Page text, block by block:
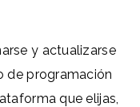
y actualizarse
de programación
que elijas,